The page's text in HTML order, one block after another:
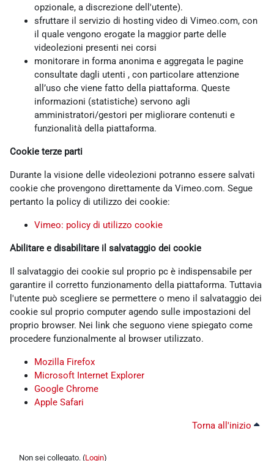
opzionale, a discrezione dell'utente).
sfruttare il servizio di hosting video di Vimeo.com, con
il quale vengono erogate la maggior parte delle
videolezioni presenti nei corsi
monitorare in forma anonima e aggregata le pagine
consultate dagli utenti , con particolare attenzione
all’uso che viene fatto della piattaforma. Queste
informazioni (statistiche) servono agli
amministratori/gestori per migliorare contenuti e
funzionalità della piattaforma.
Cookie terze parti
Durante la visione delle videolezioni potranno essere salvati
cookie che provengono direttamente da Vimeo.com. Segue
pertanto la policy di utilizzo dei cookie:
Vimeo: policy di utilizzo cookie
Abilitare e disabilitare il salvataggio dei cookie
Il salvataggio dei cookie sul proprio pc è indispensabile per
garantire il corretto funzionamento della piattaforma. Tuttavia
l'utente può scegliere se permettere o meno il salvataggio dei
cookie sul proprio computer agendo sulle impostazioni del
proprio browser. Nei link che seguono viene spiegato come
procedere funzionalmente al browser utilizzato.
Mozilla Firefox
Microsoft Internet Explorer
Google Chrome
Apple Safari
Torna all'inizio
Non sei collegato. (Login)